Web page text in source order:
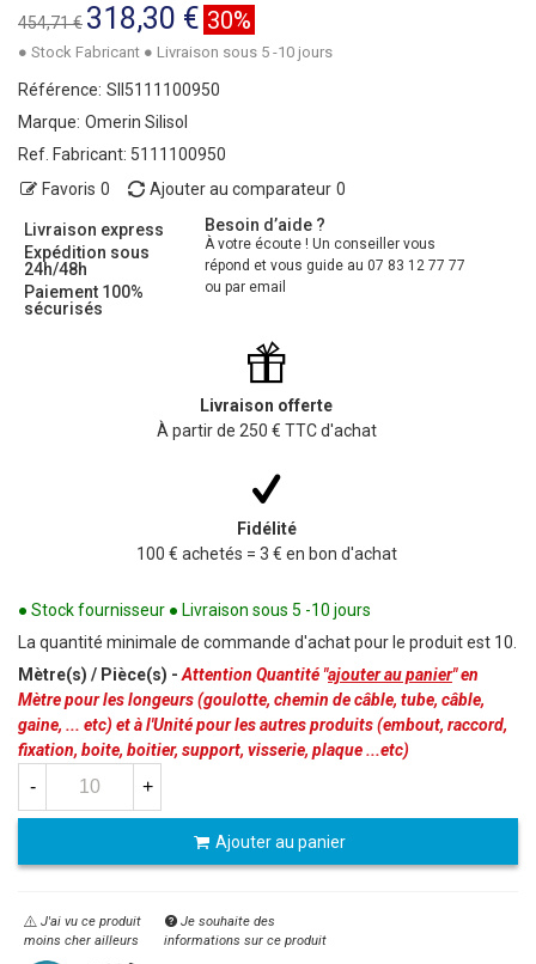
454,71 € 318,30 € 30%
● Stock Fabricant ● Livraison sous 5 -10 jours
Référence: SII5111100950
Marque: Omerin Silisol
Ref. Fabricant: 5111100950
Favoris 0 Ajouter au comparateur 0
Livraison express
Expédition sous
24h/48h
Paiement 100%
sécurisés
Besoin d’aide ?
À votre écoute ! Un conseiller vous
répond et vous guide au 07 83 12 77 77
ou par email
Livraison offerte
À partir de 250 € TTC d'achat
Fidélité
100 € achetés = 3 € en bon d'achat
● Stock fournisseur ● Livraison sous 5 -10 jours
La quantité minimale de commande d'achat pour le produit est 10.
Mètre(s) / Pièce(s) - Attention Quantité "ajouter au panier" en
Mètre pour les longeurs (goulotte, chemin de câble, tube, câble,
gaine, ... etc) et à l'Unité pour les autres produits (embout, raccord,
fixation, boite, boitier, support, visserie, plaque ...etc)
- +
Ajouter au panier
J'ai vu ce produit
moins cher ailleurs
Je souhaite des
informations sur ce produit